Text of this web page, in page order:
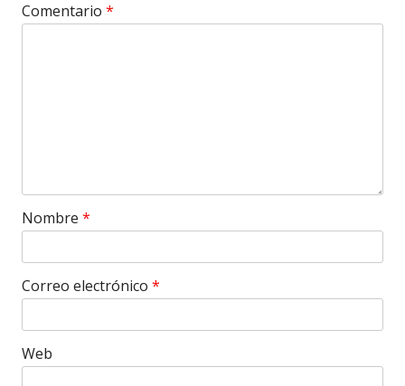
Comentario *
Nombre *
Correo electrónico *
Web